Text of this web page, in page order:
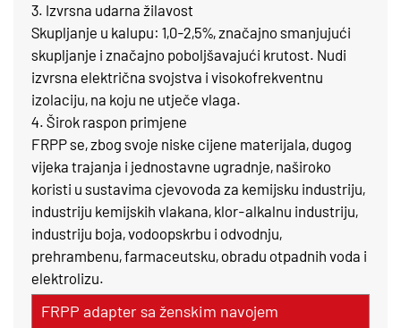
3. Izvrsna udarna žilavost
Skupljanje u kalupu: 1,0-2,5%, značajno smanjujući
skupljanje i značajno poboljšavajući krutost. Nudi
izvrsna električna svojstva i visokofrekventnu
izolaciju, na koju ne utječe vlaga.
4. Širok raspon primjene
FRPP se, zbog svoje niske cijene materijala, dugog
vijeka trajanja i jednostavne ugradnje, naširoko
koristi u sustavima cjevovoda za kemijsku industriju,
industriju kemijskih vlakana, klor-alkalnu industriju,
industriju boja, vodoopskrbu i odvodnju,
prehrambenu, farmaceutsku, obradu otpadnih voda i
elektrolizu.
FRPP adapter sa ženskim navojem